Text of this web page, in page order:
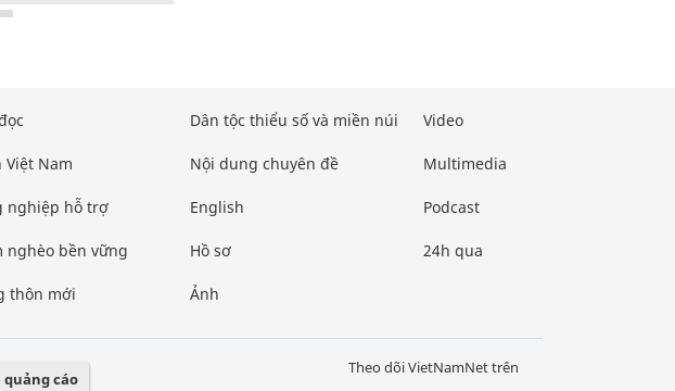
Việt Nam
nghiệp hỗ trợ
nghèo bền vững
thôn mới
Dân tộc thiểu số và miền núi
Nội dung chuyên đề
English
Hồ sơ
Ảnh
Video
Multimedia
Podcast
24h qua
quảng cáo
Theo dõi VietNamNet trên